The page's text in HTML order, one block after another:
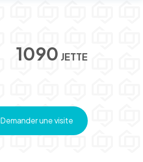
1090 JETTE
Demander une visite